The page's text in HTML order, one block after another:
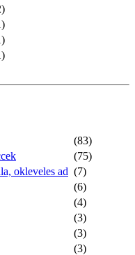
(83)
(75)
okleveles ad (7)
(6)
(4)
(3)
(3)
(3)